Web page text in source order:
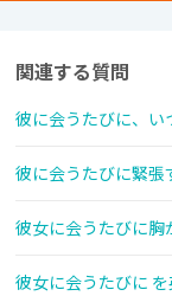
関連する質問
彼に会うたびに、い
彼に会うたびに緊張
彼女に会うたびに胸
彼女に会うたびに